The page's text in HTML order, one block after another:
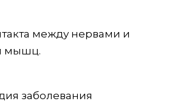
между нервами и
мышц.
заболевания